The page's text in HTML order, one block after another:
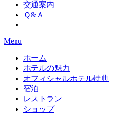
交通案内
Ｑ&Ａ
Menu
ホーム
ホテルの魅力
オフィシャルホテル特典
宿泊
レストラン
ショップ